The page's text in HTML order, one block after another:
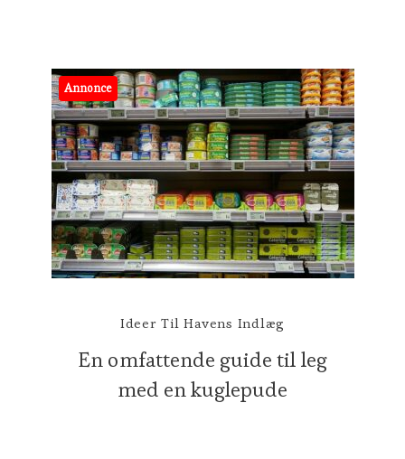
Annonce
Ideer Til Havens Indlæg
En omfattende guide til leg
med en kuglepude